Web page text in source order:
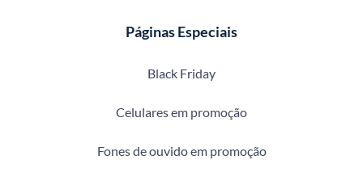
Páginas Especiais
Black Friday
Celulares em promoção
Fones de ouvido em promoção